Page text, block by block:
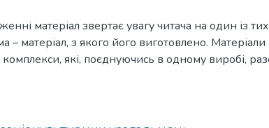
матеріал звертає увагу читача на один із
– матеріал, з якого його виготовлено.
комплекси, які, поєднуючись в одному виробі,
костюм до етнознакових систем.